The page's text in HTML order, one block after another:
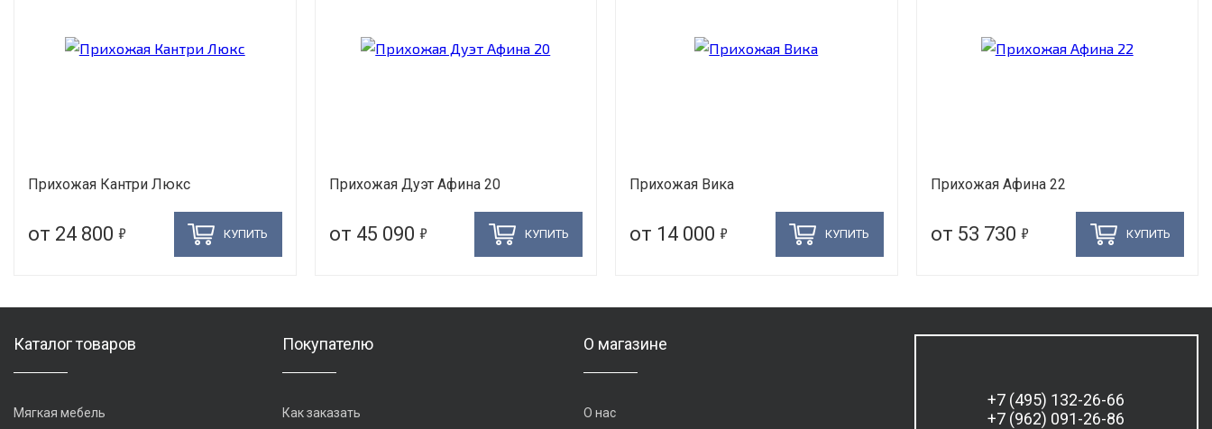
Прихожая Кантри Люкс
от 24 800 5 КУПИТЬ
Прихожая Дуэт Афина 20
от 45 090 5 КУПИТЬ
Прихожая Вика
от 14 000 5 КУПИТЬ
Прихожая Афина 22
от 53 730 5 КУПИТЬ
Каталог товаров
Мягкая мебель
Покупателю
Как заказать
О магазине
О нас
+7 (495) 132-26-66
+7 (962) 091-26-86